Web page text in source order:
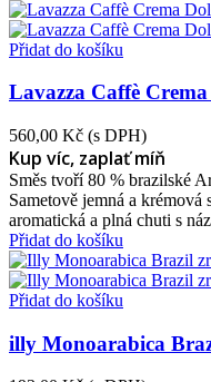
Přidat do košíku
Lavazza Caffè
560,00 Kč (s DPH)
Kup víc, zaplať míň
Směs tvoří 80 % brazilské
Sametově jemná a
aromatická a plná chuti s
Přidat do košíku
Přidat do košíku
illy Monoarabica